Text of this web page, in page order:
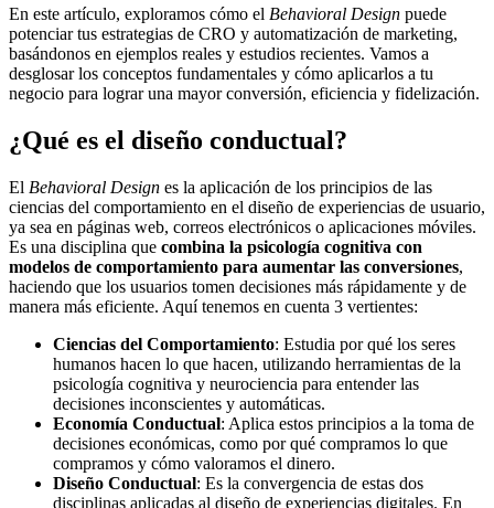
En este artículo, exploramos cómo el Behavioral Design puede
potenciar tus estrategias de CRO y automatización de marketing,
basándonos en ejemplos reales y estudios recientes. Vamos a
desglosar los conceptos fundamentales y cómo aplicarlos a tu
negocio para lograr una mayor conversión, eficiencia y fidelización.
¿Qué es el diseño conductual?
El Behavioral Design es la aplicación de los principios de las
ciencias del comportamiento en el diseño de experiencias de usuario,
ya sea en páginas web, correos electrónicos o aplicaciones móviles.
Es una disciplina que combina la psicología cognitiva con
modelos de comportamiento para aumentar las conversiones,
haciendo que los usuarios tomen decisiones más rápidamente y de
manera más eficiente. Aquí tenemos en cuenta 3 vertientes:
Ciencias del Comportamiento: Estudia por qué los seres
humanos hacen lo que hacen, utilizando herramientas de la
psicología cognitiva y neurociencia para entender las
decisiones inconscientes y automáticas.
Economía Conductual: Aplica estos principios a la toma de
decisiones económicas, como por qué compramos lo que
compramos y cómo valoramos el dinero.
Diseño Conductual: Es la convergencia de estas dos
disciplinas aplicadas al diseño de experiencias digitales. En